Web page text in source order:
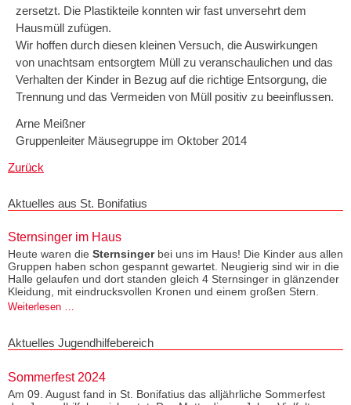
zersetzt. Die Plastikteile konnten wir fast unversehrt dem
Hausmüll zufügen.
Wir hoffen durch diesen kleinen Versuch, die Auswirkungen
von unachtsam entsorgtem Müll zu veranschaulichen und das
Verhalten der Kinder in Bezug auf die richtige Entsorgung, die
Trennung und das Vermeiden von Müll positiv zu beeinflussen.
Arne Meißner
Gruppenleiter Mäusegruppe im Oktober 2014
Zurück
Aktuelles aus St. Bonifatius
Sternsinger im Haus
Heute waren die Sternsingerbei uns im Haus! Die Kinder aus allen
Gruppen haben schon gespannt gewartet. Neugierig sind wir in die
Halle gelaufen und dort standen gleich 4 Sternsinger in glänzender
Kleidung, mit eindrucksvollen Kronen und einem großen Stern.
Weiterlesen …
Haus
Aktuelles Jugendhilfebereich
Sommerfest 2024
Am 09. August fand in St. Bonifatius das alljährliche Sommerfest